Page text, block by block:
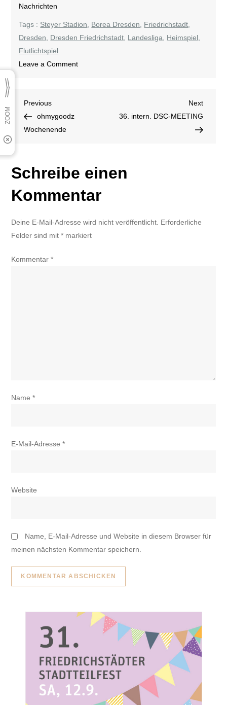
Nachrichten
Tags : Steyer Stadion Borea Dresden Friedrichstadt
Dresden
Dresden Friedrichstadt Landesliga Heimspiel
Flutlichtspiel
Leave a Commenton
Beitragsnavigation
Previous
Post
Previous
ohmygoodz
Wochenende
Next
Post
Next
36. intern. DSC-MEETING
Schreibe einen
Kommentar
Deine E-Mail-Adresse wird nicht veröffentlicht. Erforderliche
Felder sind mit* markiert
Kommentar*
Name*
E-Mail-Adresse*
Website
Name, E-Mail-Adresse und Website in diesem Browser für
meinen nächsten Kommentar speichern.